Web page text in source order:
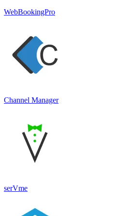
WebBookingPro
Channel Manager
serVme